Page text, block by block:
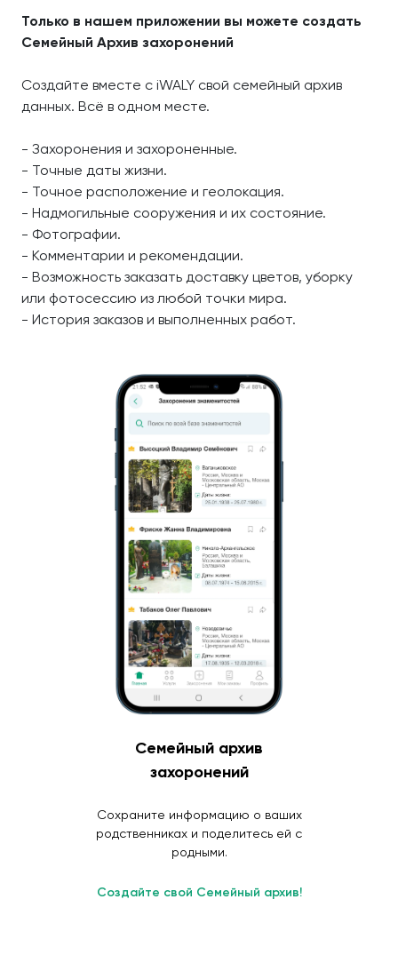
Только в нашем приложении вы можете создать
Семейный Архив захоронений
Создайте вместе с iWALY свой семейный архив
данных. Всё в одном месте.
- Захоронения и захороненные.
- Точные даты жизни.
- Точное расположение и геолокация.
- Надмогильные сооружения и их состояние.
- Фотографии.
- Комментарии и рекомендации.
- Возможность заказать доставку цветов, уборку
или фотосессию из любой точки мира.
- История заказов и выполненных работ.
Семейный архив
захоронений
Сохраните информацию о ваших
родственниках и поделитесь ей с
родными.
Создайте свой Семейный архив!